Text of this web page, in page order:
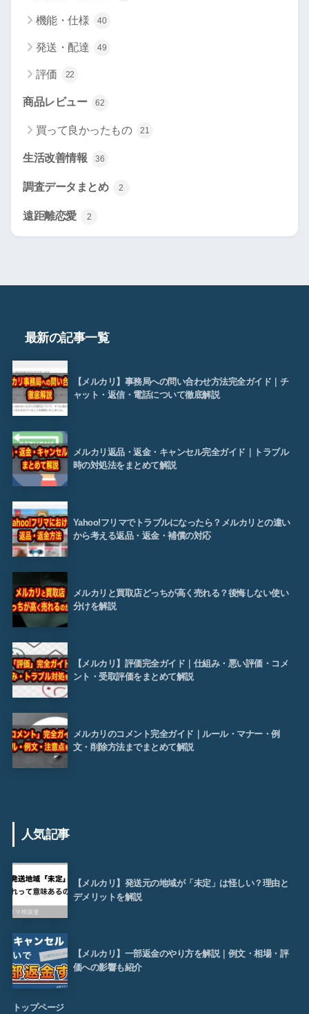
機能・仕様 40
発送・配達 49
評価 22
商品レビュー 62
買って良かったもの 21
生活改善情報 36
調査データまとめ 2
遠距離恋愛 2
最新の記事一覧
【メルカリ】事務局への問い合わせ方法完全ガイド｜チ
ャット・返信・電話について徹底解説
メルカリ返品・返金・キャンセル完全ガイド｜トラブル
時の対処法をまとめて解説
Yahoo!フリマでトラブルになったら？メルカリとの違い
から考える返品・返金・補償の対応
メルカリと買取店どっちが高く売れる？後悔しない使い
分けを解説
【メルカリ】評価完全ガイド｜仕組み・悪い評価・コメ
ント・受取評価をまとめて解説
メルカリのコメント完全ガイド｜ルール・マナー・例
文・削除方法までまとめて解説
人気記事
【メルカリ】発送元の地域が「未定」は怪しい？理由と
デメリットを解説
【メルカリ】一部返金のやり方を解説｜例文・相場・評
価への影響も紹介
トップページ